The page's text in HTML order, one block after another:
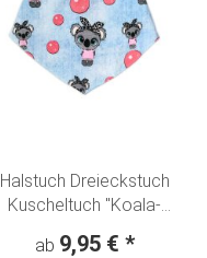
Halstuch Dreieckstuch
Kuscheltuch "Koala-
ab 9,95 € *